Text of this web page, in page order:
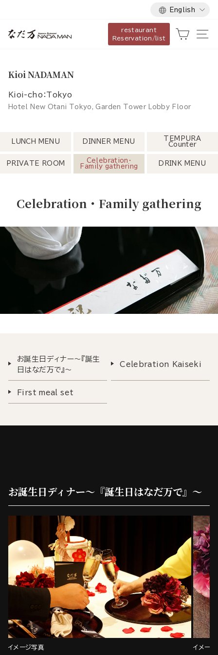
content
Language
English
restaurant
Reservation/list
Cart
Kioi NADAMAN
Kioi-cho：Tokyo
Hotel New Otani Tokyo, Garden Tower Lobby Floor
LUNCH MENU DINNER MENU
TEMPURA
Counter
PRIVATE ROOM
Celebration・
Family gathering
DRINK MENU
Celebration・Family gathering
お誕生日ディナー～『誕生
日はなだ万で』～
Celebration Kaiseki
First meal set
お誕生日ディナー～『誕生日はなだ万で』～
イメージ写真 イメー